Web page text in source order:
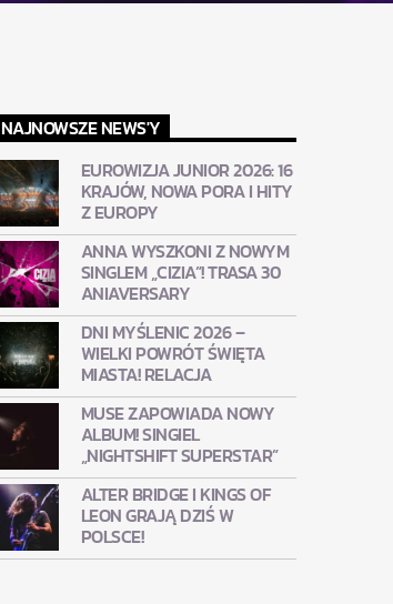
NAJNOWSZE NEWS'Y
EUROWIZJA JUNIOR 2026: 16
KRAJÓW, NOWA PORA I HITY
Z EUROPY
ANNA WYSZKONI Z NOWYM
SINGLEM „CIZIA”! TRASA 30
ANIAVERSARY
DNI MYŚLENIC 2026 –
WIELKI POWRÓT ŚWIĘTA
MIASTA! RELACJA
MUSE ZAPOWIADA NOWY
ALBUM! SINGIEL
„NIGHTSHIFT SUPERSTAR”
ALTER BRIDGE I KINGS OF
LEON GRAJĄ DZIŚ W
POLSCE!